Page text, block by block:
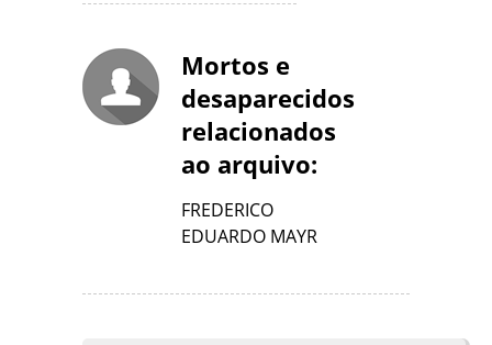
Mortos e
desaparecidos
relacionados
ao arquivo:
FREDERICO
EDUARDO MAYR